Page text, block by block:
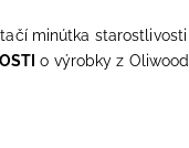
minútka
o výrobky z